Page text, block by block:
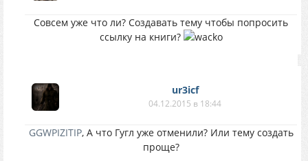
Совсем уже что ли? Создавать тему чтобы попросить
ссылку на книги?
ur3icf
04.12.2015 в 18:44
GGWPIZITIP, А что Гугл уже отменили? Или тему создать
проще?